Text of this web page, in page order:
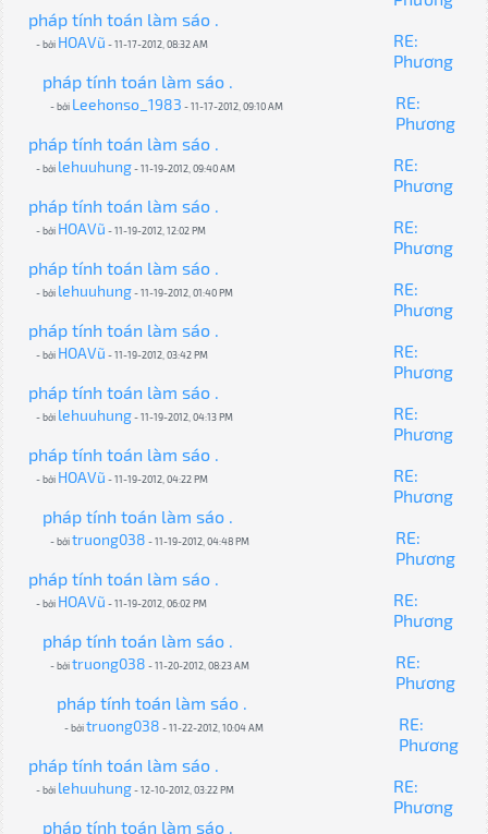
pháp tính toán làm sáo .
- bởi HOAVũ - 11-17-2012, 08:32 AM
RE:
Phương
pháp tính toán làm sáo .
- bởi Leehonso_1983 - 11-17-2012, 09:10 AM
RE:
Phương
pháp tính toán làm sáo .
- bởi lehuuhung- 11-19-2012, 09:40 AM
RE:
Phương
pháp tính toán làm sáo .
- bởi HOAVũ - 11-19-2012, 12:02 PM
RE:
Phương
pháp tính toán làm sáo .
- bởi lehuuhung- 11-19-2012, 01:40 PM
RE:
Phương
pháp tính toán làm sáo .
- bởi HOAVũ - 11-19-2012, 03:42 PM
RE:
Phương
pháp tính toán làm sáo .
- bởi lehuuhung- 11-19-2012, 04:13 PM
RE:
Phương
pháp tính toán làm sáo .
- bởi HOAVũ - 11-19-2012, 04:22 PM
RE:
Phương
pháp tính toán làm sáo .
- bởitruong038 - 11-19-2012, 04:48 PM
RE:
Phương
pháp tính toán làm sáo .
- bởi HOAVũ - 11-19-2012, 06:02 PM
RE:
Phương
pháp tính toán làm sáo .
- bởitruong038 - 11-20-2012, 08:23 AM
RE:
Phương
pháp tính toán làm sáo .
- bởitruong038 - 11-22-2012, 10:04 AM
RE:
Phương
pháp tính toán làm sáo .
- bởi lehuuhung- 12-10-2012, 03:22 PM
RE:
Phương
pháp tính toán làm sáo .